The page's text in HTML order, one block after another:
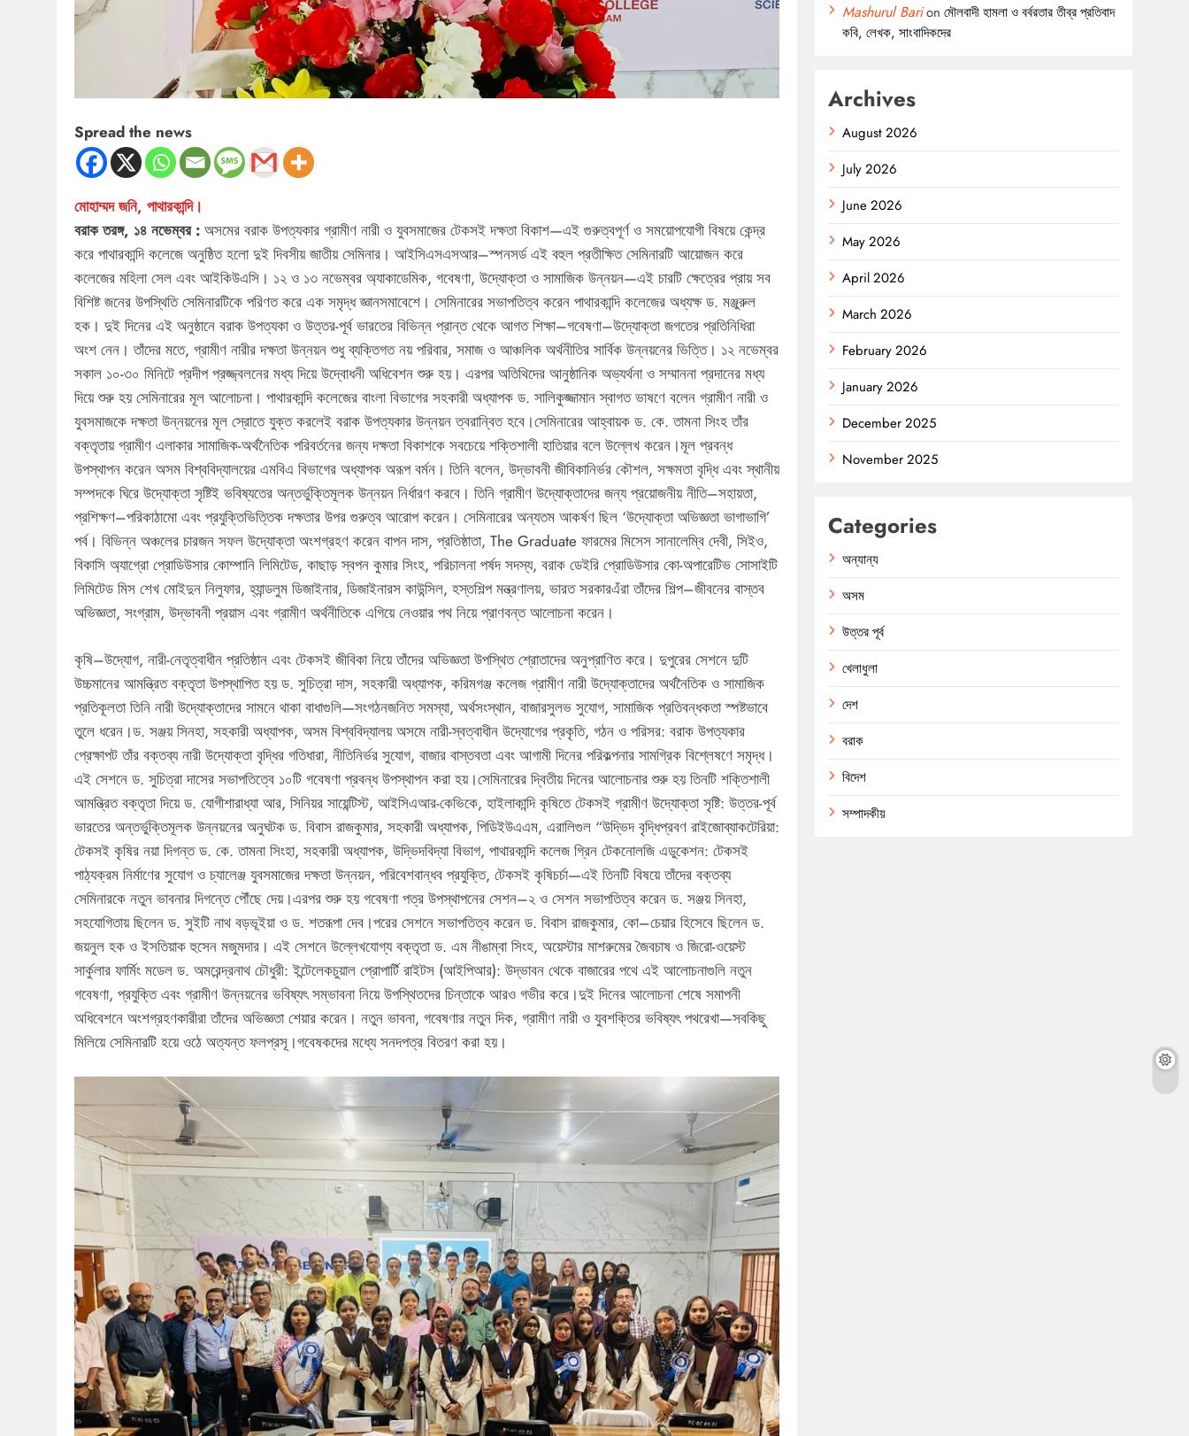
Spread the news
মোহাম্মদ জনি, পাথারকান্দি।
বরাক তরঙ্গ, ১৪ নভেম্বর : অসমের বরাক উপত্যকার গ্রামীণ নারী ও যুবসমাজের টেকসই দক্ষতা বিকাশ—এই গুরুত্বপূর্ণ ও সময়োপযোগী বিষয়ে কেন্দ্র
করে পাথারকান্দি কলেজে অনুষ্ঠিত হলো দুই দিবসীয় জাতীয় সেমিনার। আইসিএসএসআর–স্পনসর্ড এই বহুল প্রতীক্ষিত সেমিনারটি আয়োজন করে
কলেজের মহিলা সেল এবং আইকিউএসি। ১২ ও ১৩ নভেম্বর অ্যাকাডেমিক, গবেষণা, উদ্যোক্তা ও সামাজিক উন্নয়ন—এই চারটি ক্ষেত্রের প্রায় সব
বিশিষ্ট জনের উপস্থিতি সেমিনারটিকে পরিণত করে এক সমৃদ্ধ জ্ঞানসমাবেশে। সেমিনারের সভাপতিত্ব করেন পাথারকান্দি কলেজের অধ্যক্ষ ড. মঞ্জুরুল
হক। দুই দিনের এই অনুষ্ঠানে বরাক উপত্যকা ও উত্তর-পূর্ব ভারতের বিভিন্ন প্রান্ত থেকে আগত শিক্ষা–গবেষণা–উদ্যোক্তা জগতের প্রতিনিধিরা
অংশ নেন। তাঁদের মতে, গ্রামীণ নারীর দক্ষতা উন্নয়ন শুধু ব্যক্তিগত নয় পরিবার, সমাজ ও আঞ্চলিক অর্থনীতির সার্বিক উন্নয়নের ভিত্তি। ১২ নভেম্বর
সকাল ১০-৩০ মিনিটে প্রদীপ প্রজ্জ্বলনের মধ্য দিয়ে উদ্বোধনী অধিবেশন শুরু হয়। এরপর অতিথিদের আনুষ্ঠানিক অভ্যর্থনা ও সম্মাননা প্রদানের মধ্য
দিয়ে শুরু হয় সেমিনারের মূল আলোচনা। পাথারকান্দি কলেজের বাংলা বিভাগের সহকারী অধ্যাপক ড. সালিকুজ্জামান স্বাগত ভাষণে বলেন গ্রামীণ নারী ও
যুবসমাজকে দক্ষতা উন্নয়নের মূল স্রোতে যুক্ত করলেই বরাক উপত্যকার উন্নয়ন ত্বরান্বিত হবে।সেমিনারের আহ্বায়ক ড. কে. তামনা সিংহ তাঁর
বক্তৃতায় গ্রামীণ এলাকার সামাজিক-অর্থনৈতিক পরিবর্তনের জন্য দক্ষতা বিকাশকে সবচেয়ে শক্তিশালী হাতিয়ার বলে উল্লেখ করেন।মূল প্রবন্ধ
উপস্থাপন করেন অসম বিশ্ববিদ্যালয়ের এমবিএ বিভাগের অধ্যাপক অরূপ বর্মন। তিনি বলেন, উদ্ভাবনী জীবিকানির্ভর কৌশল, সক্ষমতা বৃদ্ধি এবং স্থানীয়
সম্পদকে ঘিরে উদ্যোক্তা সৃষ্টিই ভবিষ্যতের অন্তর্ভুক্তিমূলক উন্নয়ন নির্ধারণ করবে। তিনি গ্রামীণ উদ্যোক্তাদের জন্য প্রয়োজনীয় নীতি–সহায়তা,
প্রশিক্ষণ–পরিকাঠামো এবং প্রযুক্তিভিত্তিক দক্ষতার উপর গুরুত্ব আরোপ করেন। সেমিনারের অন্যতম আকর্ষণ ছিল ‘উদ্যোক্তা অভিজ্ঞতা ভাগাভাগি’
পর্ব। বিভিন্ন অঞ্চলের চারজন সফল উদ্যোক্তা অংশগ্রহণ করেন বাপন দাস, প্রতিষ্ঠাতা, The Graduate ফারমের মিসেস সানালেম্বি দেবী, সিইও,
বিকাসি অ্যাগ্রো প্রোডিউসার কোম্পানি লিমিটেড, কাছাড় স্বপন কুমার সিংহ, পরিচালনা পর্ষদ সদস্য, বরাক ডেইরি প্রোডিউসার কো-অপারেটিভ সোসাইটি
লিমিটেড মিস শেখ মোইদুন নিলুফার, হ্যান্ডলুম ডিজাইনার, ডিজাইনারস কাউন্সিল, হস্তশিল্প মন্ত্রণালয়, ভারত সরকারএঁরা তাঁদের শিল্প–জীবনের বাস্তব
অভিজ্ঞতা, সংগ্রাম, উদ্ভাবনী প্রয়াস এবং গ্রামীণ অর্থনীতিকে এগিয়ে নেওয়ার পথ নিয়ে প্রাণবন্ত আলোচনা করেন।
কৃষি–উদ্যোগ, নারী-নেতৃত্বাধীন প্রতিষ্ঠান এবং টেকসই জীবিকা নিয়ে তাঁদের অভিজ্ঞতা উপস্থিত শ্রোতাদের অনুপ্রাণিত করে। দুপুরের সেশনে দুটি
উচ্চমানের আমন্ত্রিত বক্তৃতা উপস্থাপিত হয় ড. সুচিত্রা দাস, সহকারী অধ্যাপক, করিমগঞ্জ কলেজ গ্রামীণ নারী উদ্যোক্তাদের অর্থনৈতিক ও সামাজিক
প্রতিকূলতা তিনি নারী উদ্যোক্তাদের সামনে থাকা বাধাগুলি—সংগঠনজনিত সমস্যা, অর্থসংস্থান, বাজারসুলভ সুযোগ, সামাজিক প্রতিবন্ধকতা স্পষ্টভাবে
তুলে ধরেন।ড. সঞ্জয় সিনহা, সহকারী অধ্যাপক, অসম বিশ্ববিদ্যালয় অসমে নারী-স্বত্বাধীন উদ্যোগের প্রকৃতি, গঠন ও পরিসর: বরাক উপত্যকার
প্রেক্ষাপট তাঁর বক্তব্য নারী উদ্যোক্তা বৃদ্ধির গতিধারা, নীতিনির্ভর সুযোগ, বাজার বাস্তবতা এবং আগামী দিনের পরিকল্পনার সামগ্রিক বিশ্লেষণে সমৃদ্ধ।
এই সেশনে ড. সুচিত্রা দাসের সভাপতিত্বে ১০টি গবেষণা প্রবন্ধ উপস্থাপন করা হয়।সেমিনারের দ্বিতীয় দিনের আলোচনার শুরু হয় তিনটি শক্তিশালী
আমন্ত্রিত বক্তৃতা দিয়ে ড. যোগীশারাধ্যা আর, সিনিয়র সায়েন্টিস্ট, আইসিএআর-কেভিকে, হাইলাকান্দি কৃষিতে টেকসই গ্রামীণ উদ্যোক্তা সৃষ্টি: উত্তর-পূর্ব
ভারতের অন্তর্ভুক্তিমূলক উন্নয়নের অনুঘটক ড. বিবাস রাজকুমার, সহকারী অধ্যাপক, পিডিইউএএম, এরালিগুল “উদ্ভিদ বৃদ্ধিপ্রবণ রাইজোব্যাকটেরিয়া:
টেকসই কৃষির নয়া দিগন্ত ড. কে. তামনা সিংহা, সহকারী অধ্যাপক, উদ্ভিদবিদ্যা বিভাগ, পাথারকান্দি কলেজ গ্রিন টেকনোলজি এডুকেশন: টেকসই
পাঠ্যক্রম নির্মাণের সুযোগ ও চ্যালেঞ্জ যুবসমাজের দক্ষতা উন্নয়ন, পরিবেশবান্ধব প্রযুক্তি, টেকসই কৃষিচর্চা—এই তিনটি বিষয়ে তাঁদের বক্তব্য
সেমিনারকে নতুন ভাবনার দিগন্তে পৌঁছে দেয়।এরপর শুরু হয় গবেষণা পত্র উপস্থাপনের সেশন–২ ও সেশন সভাপতিত্ব করেন ড. সঞ্জয় সিনহা,
সহযোগিতায় ছিলেন ড. সুইটি নাথ বড়ভূইয়া ও ড. শতরূপা দেব।পরের সেশনে সভাপতিত্ব করেন ড. বিবাস রাজকুমার, কো–চেয়ার হিসেবে ছিলেন ড.
জয়নুল হক ও ইসতিয়াক হুসেন মজুমদার। এই সেশনে উল্লেখযোগ্য বক্তৃতা ড. এম নীঙাম্বা সিংহ, অয়েস্টার মাশরুমের জৈবচাষ ও জিরো-ওয়েস্ট
সার্কুলার ফার্মিং মডেল ড. অমরেন্দ্রনাথ চৌধুরী: ইন্টেলেকচুয়াল প্রোপার্টি রাইটস (আইপিআর): উদ্ভাবন থেকে বাজারের পথে এই আলোচনাগুলি নতুন
গবেষণা, প্রযুক্তি এবং গ্রামীণ উন্নয়নের ভবিষ্যৎ সম্ভাবনা নিয়ে উপস্থিতদের চিন্তাকে আরও গভীর করে।দুই দিনের আলোচনা শেষে সমাপনী
অধিবেশনে অংশগ্রহণকারীরা তাঁদের অভিজ্ঞতা শেয়ার করেন। নতুন ভাবনা, গবেষণার নতুন দিক, গ্রামীণ নারী ও যুবশক্তির ভবিষ্যৎ পথরেখা—সবকিছু
মিলিয়ে সেমিনারটি হয়ে ওঠে অত্যন্ত ফলপ্রসূ।গবেষকদের মধ্যে সনদপত্র বিতরণ করা হয়।
Mashurul Barionমৌলবাদী হামলা ও বর্বরতার তীব্র প্রতিবাদ
কবি, লেখক, সাংবাদিকদের
Archives
August 2026
July 2026
June 2026
May 2026
April 2026
March 2026
February 2026
January 2026
December 2025
November 2025
Categories
অন্যান্য
অসম
উত্তর পূর্ব
খেলাধুলা
দেশ
বরাক
বিদেশ
সম্পাদকীয়